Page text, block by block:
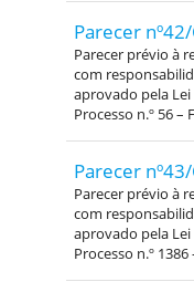
Parecer
Parecer prévio à
com
aprovado pela Lei
Processo n.º 56 –
Parecer
Parecer prévio à
com
aprovado pela Lei
Processo n.º